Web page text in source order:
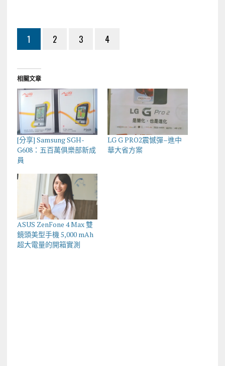
1 2 3 4
相關文章
[分享] Samsung SGH-
G608：五百萬俱樂部新成
員
LG G PRO2震憾彈–進中
華大省方案
ASUS ZenFone 4 Max 雙
鏡頭美型手機 5,000 mAh
超大電量的開箱實測